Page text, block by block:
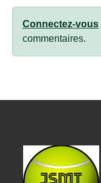
Connectez-vous
commentaires.